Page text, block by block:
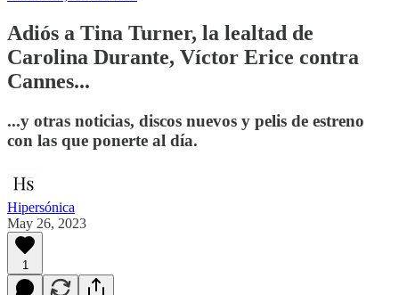
Adiós a Tina Turner, la lealtad de
Carolina Durante, Víctor Erice contra
Cannes...
...y otras noticias, discos nuevos y pelis de estreno
con las que ponerte al día.
Hipersónica
May 26, 2023
1